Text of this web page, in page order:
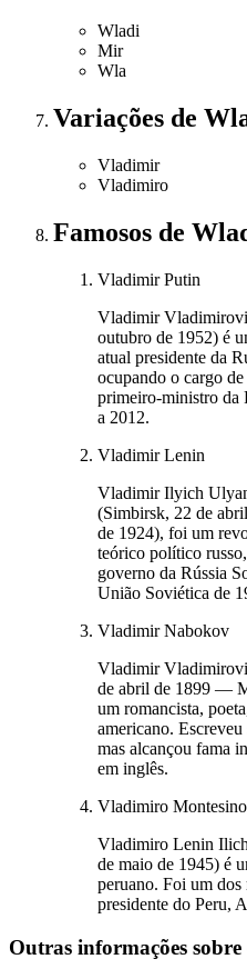
Wladi
Mir
Wla
Variações de
Vladimir
Vladimiro
Famosos de
Vladimir Putin
Vladimir
outubro de 1952) é
atual presidente da
ocupando o cargo
primeiro-ministro da
a 2012.
Vladimir Lenin
Vladimir Ilyich
(Simbirsk, 22 de
de 1924), foi um
teórico político
governo da Rússia
União Soviética de
Vladimir Nabokov
Vladimir
de abril de 1899 —
um romancista,
americano.
mas alcançou fama
em inglês.
Vladimiro
Vladimiro Lenin
de maio de 1945) é
peruano. Foi um dos
presidente do Peru,
Outras informações sobre